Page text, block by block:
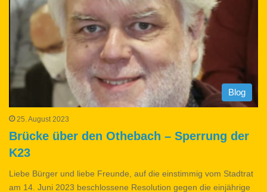
Blog
25. August 2023
Brücke über den Othebach – Sperrung der
K23
Liebe Bürger und liebe Freunde, auf die einstimmig vom Stadtrat
am 14. Juni 2023 beschlossene Resolution gegen die einjährige